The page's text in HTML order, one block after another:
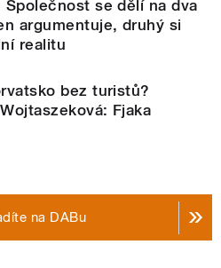
Společnost se dělí na dva
argumentuje, druhý si
realitu
bez turistů?
Fjaka
na DABu